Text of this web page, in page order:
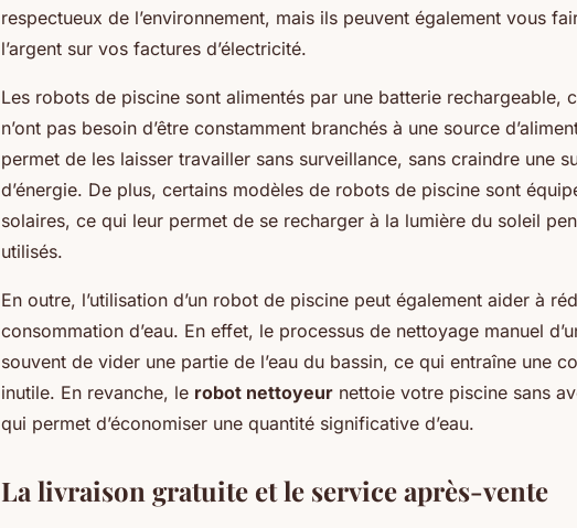
respectueux de l’environnement, mais ils peuvent également vous
l’argent sur vos factures d’électricité.
Les robots de piscine sont alimentés par une batterie rechargeable,
n’ont pas besoin d’être constamment branchés à une source
permet de les laisser travailler sans surveillance, sans craindre une
d’énergie. De plus, certains modèles de robots de piscine sont
solaires, ce qui leur permet de se recharger à la lumière du soleil
utilisés.
En outre, l’utilisation d’un robot de piscine peut également aider à
consommation d’eau. En effet, le processus de nettoyage manuel
souvent de vider une partie de l’eau du bassin, ce qui entraîne une
inutile. En revanche, le robot nettoyeur nettoie votre piscine sans
qui permet d’économiser une quantité significative d’eau.
La livraison gratuite et le service après-vente